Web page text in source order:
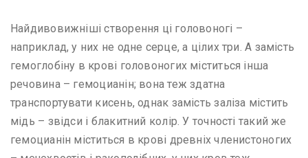
Найдивовижніші створення ці головоногі –
наприклад, у них не одне серце, а цілих три. А замість
гемоглобіну в крові головоногих міститься інша
речовина – гемоцианін; вона теж здатна
транспортувати кисень, однак замість заліза містить
мідь – звідси і блакитний колір. У точності такий же
гемоцианін міститься в крові древніх членистоногих